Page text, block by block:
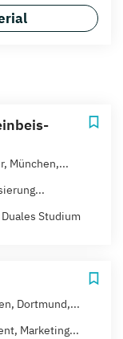
München,...
Studium
Dortmund,...
Marketing...